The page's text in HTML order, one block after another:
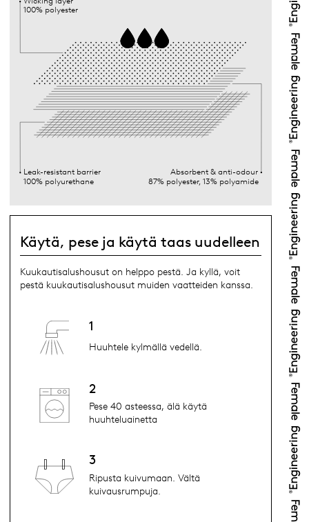
100% polyester
Leak-resistant barrier
100% polyurethane
Absorbent & anti-odour
87% polyester, 13% polyamide
Käytä, pese ja käytä taas uudelleen
Kuukautisalushousut on helppo pestä. Ja kyllä, voit
pestä kuukautisalushousut muiden vaatteiden kanssa.
1
Huuhtele kylmällä vedellä.
2
Pese 40 asteessa, älä käytä
huuhteluainetta
3
Ripusta kuivumaan. Vältä
kuivausrumpuja.